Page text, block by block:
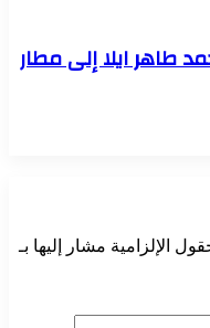
طاهر ايلا إلى مطار
الإلزامية مشار إليها بـ